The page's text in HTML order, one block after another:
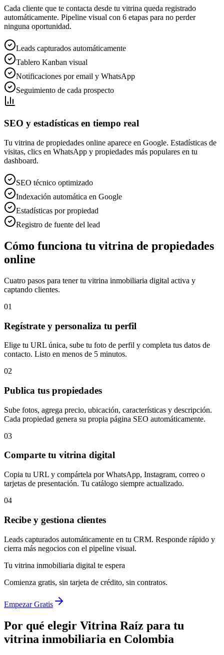
Cada cliente que te contacta desde tu vitrina queda registrado
automáticamente. Pipeline visual con 6 etapas para no perder
ninguna oportunidad.
Leads capturados automáticamente
Tablero Kanban visual
Notificaciones por email y WhatsApp
Seguimiento de cada prospecto
SEO y estadísticas en tiempo real
Tu vitrina de propiedades online aparece en Google. Estadísticas de
visitas, clics en WhatsApp y propiedades más populares en tu
dashboard.
SEO técnico optimizado
Indexación automática en Google
Estadísticas por propiedad
Registro de fuente del lead
Cómo funciona tu vitrina de propiedades
online
Cuatro pasos para tener tu vitrina inmobiliaria digital activa y
captando clientes.
01
Regístrate y personaliza tu perfil
Elige tu URL única, sube tu foto de perfil y completa tus datos de
contacto. Listo en menos de 5 minutos.
02
Publica tus propiedades
Sube fotos, agrega precio, ubicación, características y descripción.
Cada propiedad genera su propia página SEO automáticamente.
03
Comparte tu vitrina digital
Copia tu URL y compártela por WhatsApp, Instagram, correo o
tarjetas de presentación. Tu catálogo siempre actualizado.
04
Recibe y gestiona clientes
Leads capturados automáticamente en tu CRM. Responde rápido y
cierra más negocios con el pipeline visual.
Tu vitrina inmobiliaria digital te espera
Comienza gratis, sin tarjeta de crédito, sin contratos.
Empezar Gratis
Por qué elegir Vitrina Raíz para tu
vitrina inmobiliaria en Colombia